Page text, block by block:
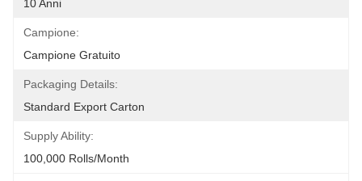
10 Anni
Campione:
Campione Gratuito
Packaging Details:
Standard Export Carton
Supply Ability:
100,000 Rolls/month